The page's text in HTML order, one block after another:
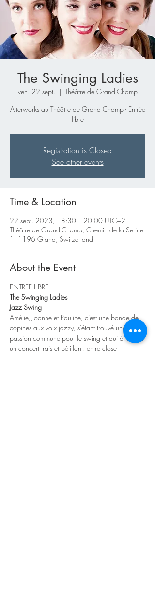
The Swinging Ladies
ven. 22 sept.
  |
Théâtre de Grand-Champ
Afterworks au Théâtre de Grand Champ - Entrée
libre
Registration is Closed
See other events
Time & Location
22 sept. 2023, 18:30 – 20:00 UTC+2
Théâtre de Grand-Champ, Chemin de la Serine
1, 1196 Gland, Switzerland
About the Event
ENTREE LIBRE
The Swinging Ladies
Jazz Swing
Amélie, Joanne et Pauline, c’est une bande de
copines aux voix jazzy, s’étant trouvé une
passion commune pour le swing et qui à travers
un concert frais et pétillant, entre close